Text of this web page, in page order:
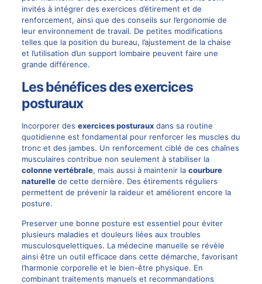
invités à intégrer des exercices d’étirement et de
renforcement, ainsi que des conseils sur l’ergonomie de
leur environnement de travail. De petites modifications
telles que la position du bureau, l’ajustement de la chaise
et l’utilisation d’un support lombaire peuvent faire une
grande différence.
Les bénéfices des exercices
posturaux
Incorporer des exercices posturauxdans sa routine
quotidienne est fondamental pour renforcer les muscles du
tronc et des jambes. Un renforcement ciblé de ces chaînes
musculaires contribue non seulement à stabiliser la
colonne vertébrale, mais aussi à maintenir la courbure
naturellede cette dernière. Des étirements réguliers
permettent de prévenir la raideur et améliorent encore la
posture.
Preserver une bonne posture est essentiel pour éviter
plusieurs maladies et douleurs liées aux troubles
musculosquelettiques. La médecine manuelle se révèle
ainsi être un outil efficace dans cette démarche, favorisant
l’harmonie corporelle et le bien-être physique. En
combinant traitements manuels et recommandations